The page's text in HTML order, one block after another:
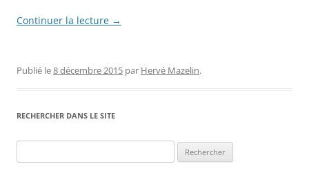
Continuer la lecture →
Publié le8 décembre 2015 par Hervé Mazelin.
RECHERCHER DANS LE SITE